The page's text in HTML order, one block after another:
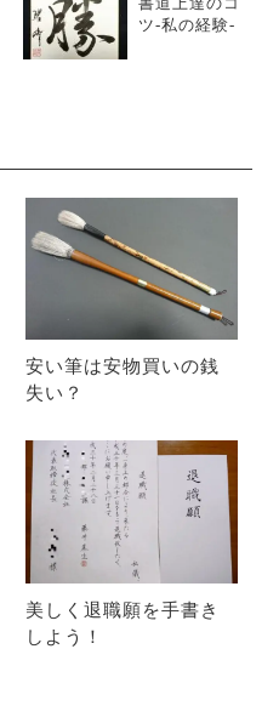
ツ-私の経験-
安い筆は安物買いの銭
失い？
美しく退職願を手書き
しよう！